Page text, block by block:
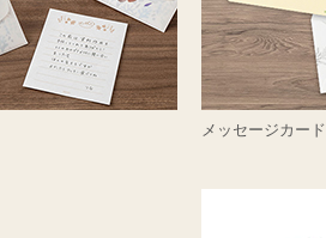
メッセージカード